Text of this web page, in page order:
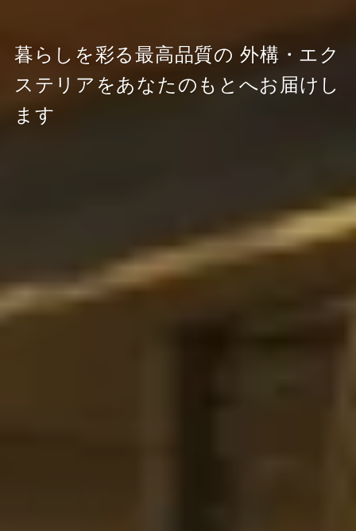
暮らしを彩る最高品質の 外構・エク
ステリアをあなたのもとへお届けし
ます